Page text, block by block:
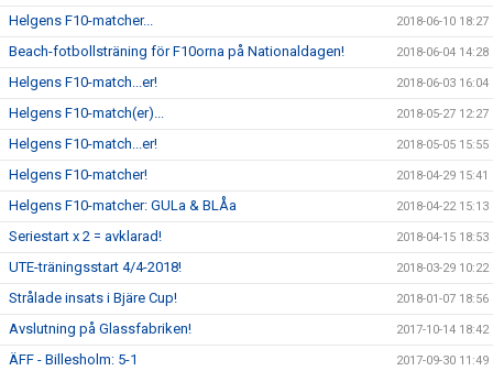
Helgens F10-matcher... 2018-06-10 18:27
Beach-fotbollsträning för F10orna på Nationaldagen! 2018-06-04 14:28
Helgens F10-match...er! 2018-06-03 16:04
Helgens F10-match(er)... 2018-05-27 12:27
Helgens F10-match...er! 2018-05-05 15:55
Helgens F10-matcher! 2018-04-29 15:41
Helgens F10-matcher: GULa & BLÅa 2018-04-22 15:13
Seriestart x 2 = avklarad! 2018-04-15 18:53
UTE-träningsstart 4/4-2018! 2018-03-29 10:22
Strålade insats i Bjäre Cup! 2018-01-07 18:56
Avslutning på Glassfabriken! 2017-10-14 18:42
ÄFF - Billesholm: 5-1 2017-09-30 11:49